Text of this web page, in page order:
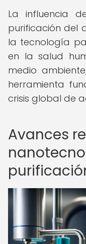
La influencia
purificación del
la tecnología
en la salud
medio
herramienta
crisis global de
Avances